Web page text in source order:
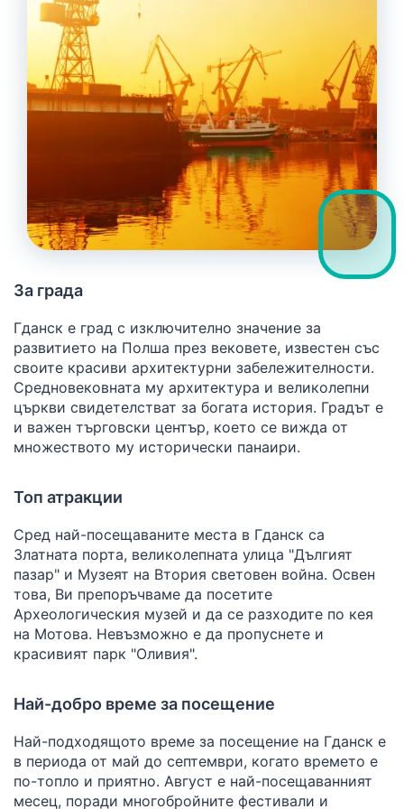
За града
Гданск е град с изключително значение за
развитието на Полша през вековете, известен със
своите красиви архитектурни забележителности.
Средновековната му архитектура и великолепни
църкви свидетелстват за богата история. Градът е
и важен търговски център, което се вижда от
множеството му исторически панаири.
Топ атракции
Сред най-посещаваните места в Гданск са
Златната порта, великолепната улица "Дългият
пазар" и Музеят на Втория световен война. Освен
това, Ви препоръчваме да посетите
Археологическия музей и да се разходите по кея
на Мотова. Невъзможно е да пропуснете и
красивият парк "Оливия".
Най-добро време за посещение
Най-подходящото време за посещение на Гданск е
в периода от май до септември, когато времето е
по-топло и приятно. Август е най-посещаванният
месец, поради многобройните фестивали и